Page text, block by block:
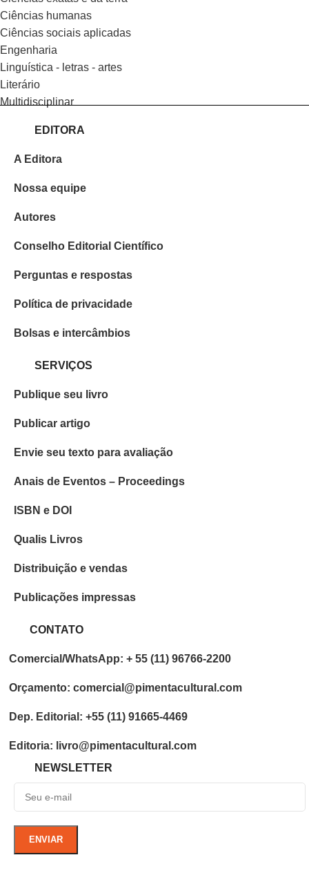
ciências humanas
ciências sociais aplicadas
engenharia
linguística - letras - artes
literário
multidisciplinar
EDITORA
A Editora
Nossa equipe
Autores
Conselho Editorial Científico
Perguntas e respostas
Política de privacidade
Bolsas e intercâmbios
SERVIÇOS
Publique seu livro
Publicar artigo
Envie seu texto para avaliação
Anais de Eventos – Proceedings
ISBN e DOI
Qualis Livros
Distribuição e vendas
Publicações impressas
CONTATO
Comercial/WhatsApp: + 55 (11) 96766-2200
Orçamento: comercial@pimentacultural.com
Dep. Editorial: +55 (11) 91665-4469
Editoria: livro@pimentacultural.com
NEWSLETTER